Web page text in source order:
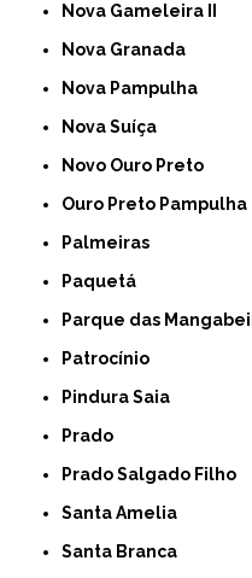
Nova Gameleira II
Nova Granada
Nova Pampulha
Nova Suíça
Novo Ouro Preto
Ouro Preto Pampulha
Palmeiras
Paquetá
Parque das
Patrocínio
Pindura Saia
Prado
Prado Salgado Filho
Santa Amelia
Santa Branca